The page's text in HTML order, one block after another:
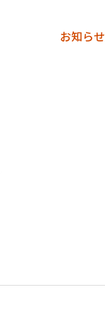
お知らせ